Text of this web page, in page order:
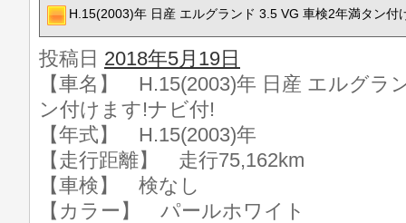
H.15(2003)年 日産 エルグランド 3.5 VG 車検2年満タン付
投稿日 2018年5月19日
【車名】 H.15(2003)年 日産 エルグラ
ン付けます!ナビ付!
【年式】 H.15(2003)年
【走行距離】 走行75,162km
【車検】 検なし
【カラー】 パールホワイト